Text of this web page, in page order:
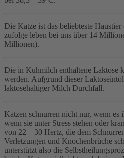
Die Katze ist das beliebteste
zufolge leben bei uns über 14
Millionen).
Die in Kuhmilch enthaltene Laktose
werden. Aufgrund dieser
laktosehaltiger Milch Durchfall.
Katzen schnurren nicht nur, wenn es
wenn sie unter Stress stehen oder
von 22 – 30 Hertz, die dem
Verletzungen und Knochenbrüche
unterstützt also die